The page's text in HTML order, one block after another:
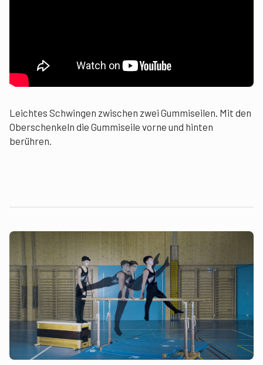
Leichtes Schwingen zwischen zwei Gummiseilen. Mit den
Oberschenkeln die Gummiseile vorne und hinten
berühren.